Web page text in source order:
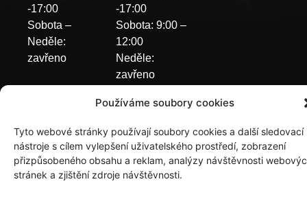
Používáme soubory cookies
Tyto webové stránky používají soubory cookies a další sledovací
nástroje s cílem vylepšení uživatelského prostředí, zobrazení
přizpůsobeného obsahu a reklam, analýzy návštěvnosti
stránek a zjištění zdroje návštěvnosti.
-17:00
Sobota –
Neděle:
zavřeno
-17:00
Sobota: 9:00 –
12:00
Neděle:
zavřeno